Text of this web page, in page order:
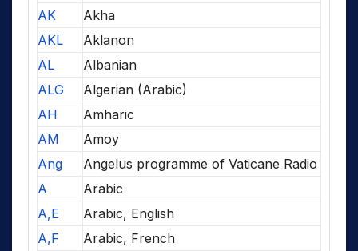
AK
Akha
AKL
Aklanon
AL
Albanian
ALG
Algerian (Arabic)
AH
Amharic
AM
Amoy
Ang
Angelus programme of Vaticane Radio
A
Arabic
A,E
Arabic, English
A,F
Arabic, French